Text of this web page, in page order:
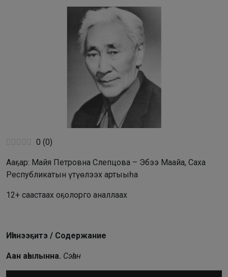
0 (0)
Ааҕар: Майя Петровна Слепцова – Эбээ Маайа, Саха
Республикатын үтүөлээх артыыһа
12+ саастаах оҕолорго аналлаах
Иһинээҕитэ / Содержание
Аан аһылынна. Сэһэн